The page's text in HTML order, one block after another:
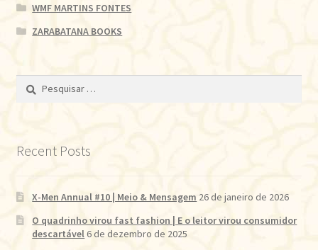
WMF MARTINS FONTES
ZARABATANA BOOKS
Recent Posts
X-Men Annual #10 | Meio & Mensagem 26 de janeiro de 2026
O quadrinho virou fast fashion | E o leitor virou consumidor
descartável6 de dezembro de 2025